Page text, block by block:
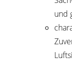
und